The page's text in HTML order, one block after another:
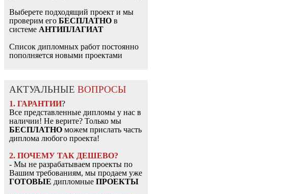
Выберете подходящий проект и мы
проверим его БЕСПЛАТНО в
системе АНТИПЛАГИАТ
Список дипломных работ постоянно
пополняется новыми проектами
АКТУАЛЬНЫЕ ВОПРОСЫ
1. ГАРАНТИИ?
Все представленные дипломы у нас в
наличии! Не верите? Только мы
БЕСПЛАТНО можем прислать часть
диплома любого проекта!
2. ПОЧЕМУ ТАК ДЕШЕВО?
- Мы не разрабатываем проекты по
Вашим требованиям, мы продаем уже
ГОТОВЫЕ дипломные ПРОЕКТЫ